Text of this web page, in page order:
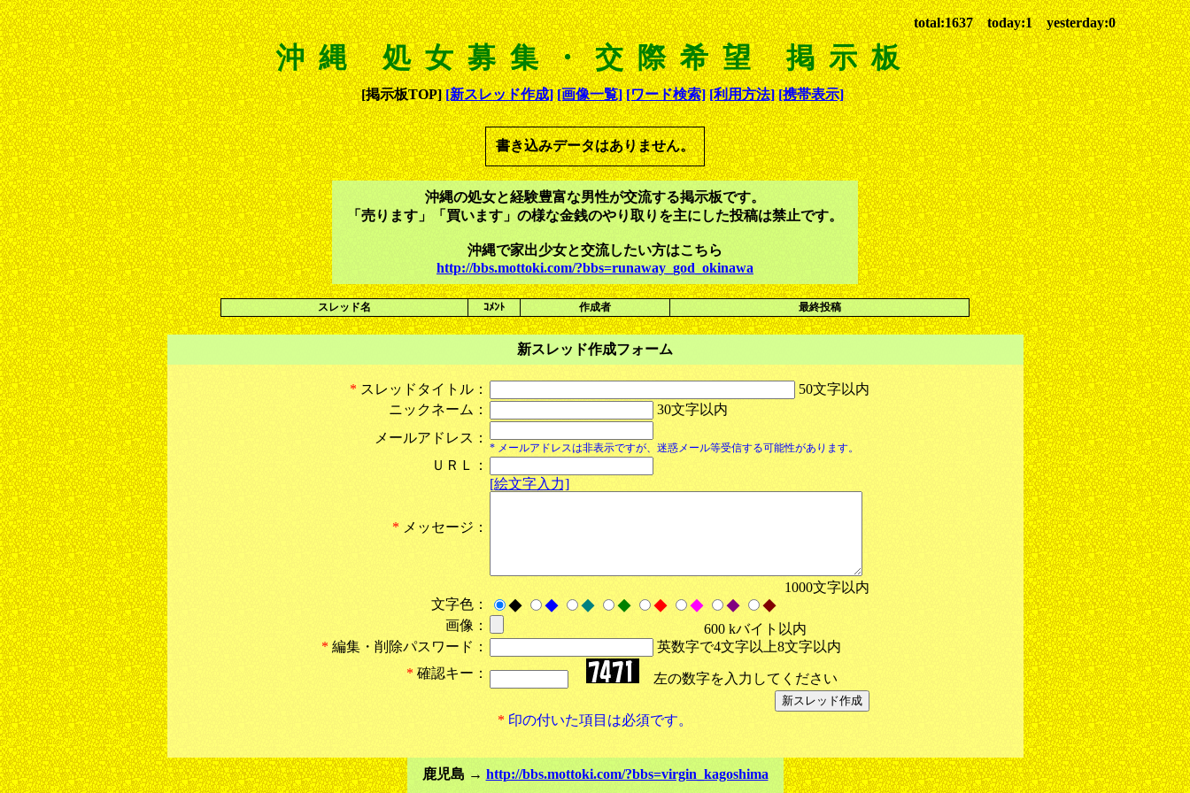
total:1637 today:1 yesterday:0
沖縄 処女募集・交際希望 掲示板
[掲示板TOP][新スレッド作成] [画像一覧] [ワード検索] [利用方法] [携帯表示]
書き込みデータはありません。
沖縄の処女と経験豊富な男性が交流する掲示板です。
「売ります」「買います」の様な金銭のやり取りを主にした投稿は禁止です。
沖縄で家出少女と交流したい方はこちら
http://bbs.mottoki.com/?bbs=runaway_god_okinawa
スレッド名 ｺﾒﾝﾄ 作成者 最終投稿
新スレッド作成フォーム
* スレッドタイトル：
50文字以内
ニックネーム：
30文字以内
メールアドレス：
* メールアドレスは非表示ですが、迷惑メール等受信する可能性があります。
ＵＲＬ：
* メッセージ：
[絵文字入力]
1000文字以内
文字色：
◆ ◆ ◆ ◆ ◆ ◆ ◆
◆
画像：
600 kバイト以内
* 編集・削除パスワード：
英数字で4文字以上8文字以内
* 確認キー： 左の数字を入力してください
* 印の付いた項目は必須です。
鹿児島 → http://bbs.mottoki.com/?bbs=virgin_kagoshima